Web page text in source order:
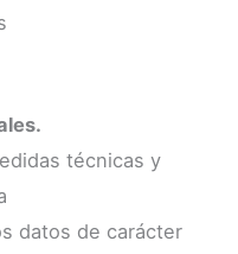
técnicas y
datos de carácter